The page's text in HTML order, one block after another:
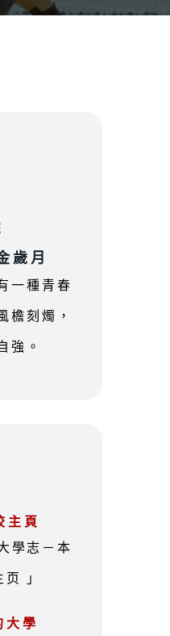
歲月
一種青春
檐刻燭，
強。
主頁
學志－本
页 」
大學